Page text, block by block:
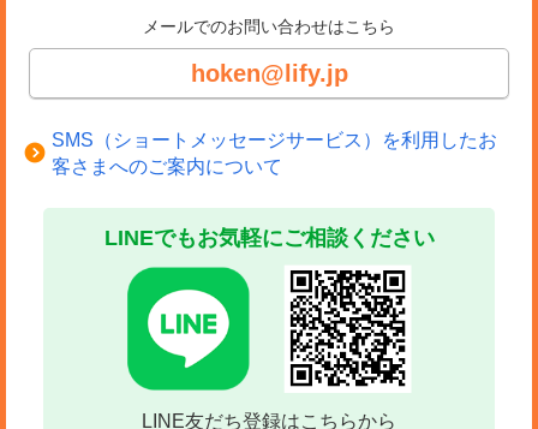
メールでのお問い合わせはこちら
hoken@lify.jp
SMS（ショートメッセージサービス）を利用したお
客さまへのご案内について
LINEでもお気軽にご相談ください
LINE友だち登録はこちらから